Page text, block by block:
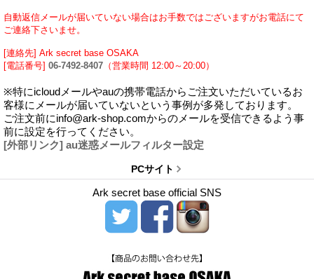
自動返信メールが届いていない場合はお手数ではございますがお電話にて
ご連絡下さいませ。
[連絡先] Ark secret base OSAKA
[電話番号] 06-7492-8407 （営業時間 12:00～20:00）
※特にicloudメールやauの携帯電話からご注文いただいているお
客様にメールが届いていないという事例が多発しております。
ご注文前にinfo@ark-shop.comからのメールを受信できるよう事
前に設定を行ってください。
[外部リンク] au迷惑メールフィルター設定
PCサイト
Ark secret base official SNS